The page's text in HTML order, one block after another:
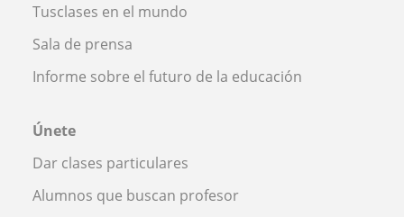
Tusclases en el mundo
Sala de prensa
Informe sobre el futuro de la educación
Únete
Dar clases particulares
Alumnos que buscan profesor